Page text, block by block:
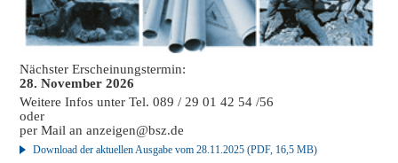
Nächster Erscheinungstermin:
28. November 2026
Weitere Infos unter Tel. 089 / 29 01 42 54 /56
oder
per Mail ananzeigen@bsz.de
Download der aktuellen Ausgabe vom 28.11.2025 (PDF, 16,5 MB)